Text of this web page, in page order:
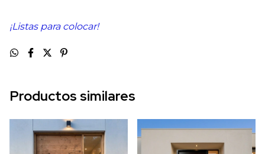
¡Listas para colocar!
Productos similares